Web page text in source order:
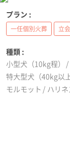
プラン :
一任個別火葬 立
種類 :
小型犬（10kg程）
特大型犬（40kg以上
モルモット
ハリネ